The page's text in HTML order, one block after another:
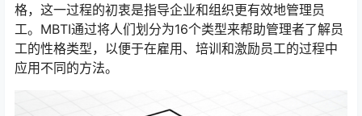
格，这一过程的初衷是指导企业和组织更有效地管理员
工。MBTI通过将人们划分为16个类型来帮助管理者了解员
工的性格类型，以便于在雇用、培训和激励员工的过程中
应用不同的方法。